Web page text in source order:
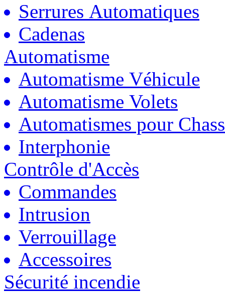
Serrures Automatiques
Cadenas
Automatisme
Automatisme Véhicule
Automatisme Volets
Automatismes pour
Interphonie
Contrôle d'Accès
Commandes
Intrusion
Verrouillage
Accessoires
Sécurité incendie